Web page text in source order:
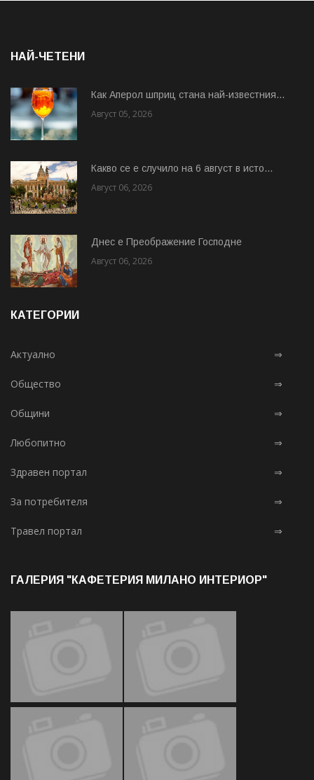
НАЙ-ЧЕТЕНИ
Как Аперол шприц стана най-известния...
Август 05, 2026
Какво се е случило на 6 август в исто...
Август 06, 2026
Днес е Преображение Господне
Август 06, 2026
КАТЕГОРИИ
Актуално ⇒
Общество ⇒
Общини ⇒
Любопитно ⇒
Здравен портал ⇒
За потребителя ⇒
Травел портал ⇒
ГАЛЕРИЯ "КАФЕТЕРИЯ МИЛАНО ИНТЕРИОР"